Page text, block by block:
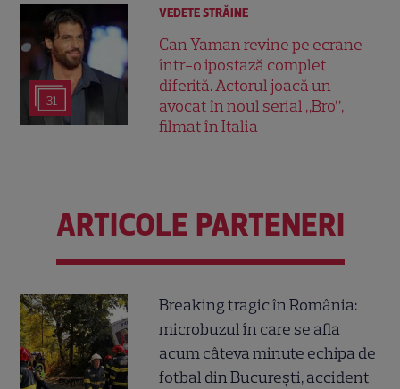
31
VEDETE STRĂINE
Can Yaman revine pe ecrane
într-o ipostază complet
diferită. Actorul joacă un
avocat în noul serial „Bro”,
filmat în Italia
ARTICOLE PARTENERI
Breaking tragic în România:
microbuzul în care se afla
acum câteva minute echipa de
fotbal din București, accident